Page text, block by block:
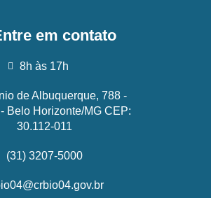
em contato
8h às 17h
de Albuquerque, 788 -
Belo Horizonte/MG CEP:
30.112-011
(31) 3207-5000